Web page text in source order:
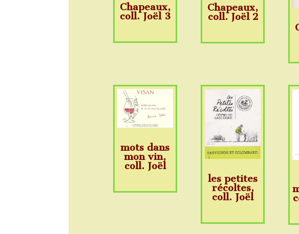
Chapeaux,
coll. Joël 3
Chapeaux,
coll. Joël 2
mots dans
mon vin,
coll. Joël
les petites
récoltes,
coll. Joël